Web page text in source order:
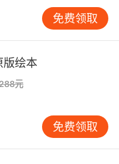
到：孩子听了看了不
。于是家长开始焦
孩子没天赋。 这其
里叫“沉默期”。孩
学，他的大脑在默
像水壶烧水，在水
但热量一直在往里
成的事。 我教过一
课几乎不说话，但
歌、看简单的动画
免费领取
版绘本
元
免费领取